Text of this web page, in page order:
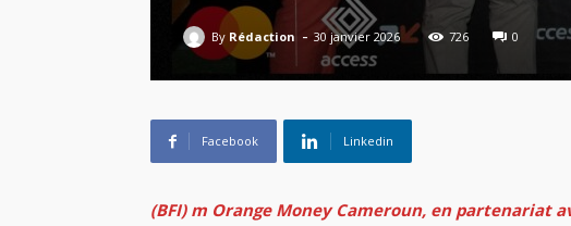
By Rédaction - 30 janvier 2026 726 0
Facebook Linkedin
(BFI) m Orange Money Cameroun, en partenariat